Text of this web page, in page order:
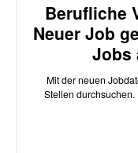
Berufliche
Neuer Job
Jobs
Mit der neuen
Stellen